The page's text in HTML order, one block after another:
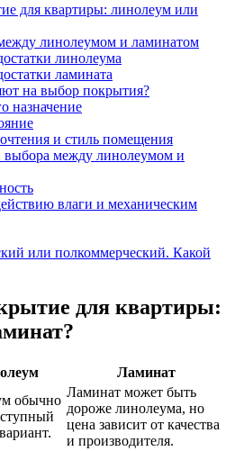
для квартиры: линолеум или
линолеумом и ламинатом
линолеума
ламината
на выбор покрытия?
назначение
и стиль помещения
между линолеумом и
влаги и механическим
или полкоммерческий. Какой
для квартиры:
Ламинат
обычно
Ламинат может быть
дороже линолеума, но
цена зависит от качества
и производителя.